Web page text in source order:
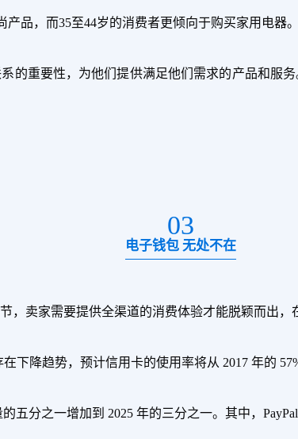
品，而35至44岁的消费者更倾向于购买家用电器
的重要性，为他们提供满足他们需求的产品和服
03
电子钱包 无处不在
，卖家需要提供全渠道的消费体验才能脱颖而出，
下降趋势，预计信用卡的使用率将从 2017 年的
五分之一增加到 2025 年的三分之一。其中，